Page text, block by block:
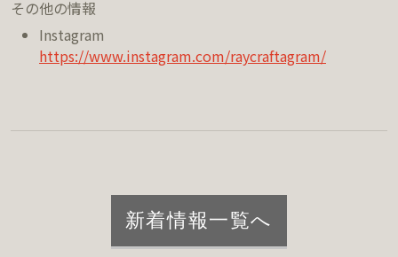
その他の情報
Instagram
https://www.instagram.com/raycraftagram/
新着情報一覧へ